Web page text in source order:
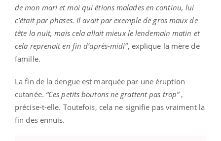
de mon mari et moi qui étions malades en continu, lui
c’était par phases. Il avait par exemple de gros maux de
tête la nuit, mais cela allait mieux le lendemain matin et
cela reprenait en fin d’après-midi”, explique la mère de
famille.
La fin de la dengue est marquée par une éruption
cutanée. “Ces petits boutons ne grattent pas trop”,
précise-t-elle. Toutefois, cela ne signifie pas vraiment la
fin des ennuis.